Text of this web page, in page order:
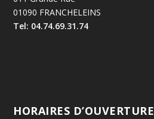
01090 FRANCHELEINS
Tel: 04.74.69.31.74
HORAIRES D’OUVERTURE